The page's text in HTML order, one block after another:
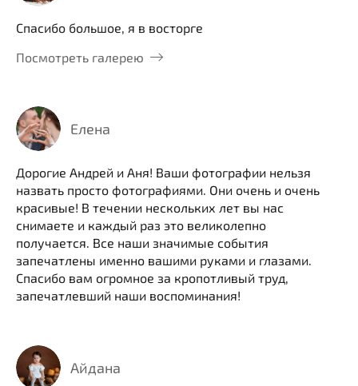
Спасибо большое, я в восторге
Посмотреть галерею
Елена
Дорогие Андрей и Аня! Ваши фотографии нельзя
назвать просто фотографиями. Они очень и очень
красивые! В течении нескольких лет вы нас
снимаете и каждый раз это великолепно
получается. Все наши значимые события
запечатлены именно вашими руками и глазами.
Спасибо вам огромное за кропотливый труд,
запечатлевший наши воспоминания!
Айдана